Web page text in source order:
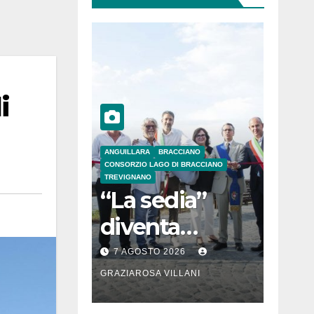
ANGUILLARA
BRACCIANO
CONSORZIO LAGO DI BRACCIANO
TREVIGNANO
“La sedia”
diventa
Belvedere sul
lago di
Bracciano: ieri
7 AGOSTO 2026
GRAZIAROSA VILLANI